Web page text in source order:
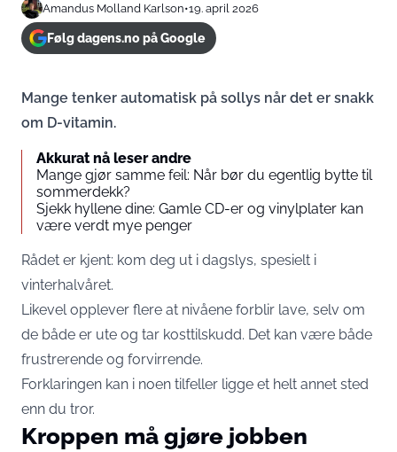
Amandus Molland Karlson•19. april 2026
Følg dagens.no på Google
Mange tenker automatisk på sollys når det er snakk
om D-vitamin.
Akkurat nå leser andre
Mange gjør samme feil: Når bør du egentlig bytte til
sommerdekk?
Sjekk hyllene dine: Gamle CD-er og vinylplater kan
være verdt mye penger
Rådet er kjent: kom deg ut i dagslys, spesielt i
vinterhalvåret.
Likevel opplever flere at nivåene forblir lave, selv om
de både er ute og tar kosttilskudd. Det kan være både
frustrerende og forvirrende.
Forklaringen kan i noen tilfeller ligge et helt annet sted
enn du tror.
Kroppen må gjøre jobben